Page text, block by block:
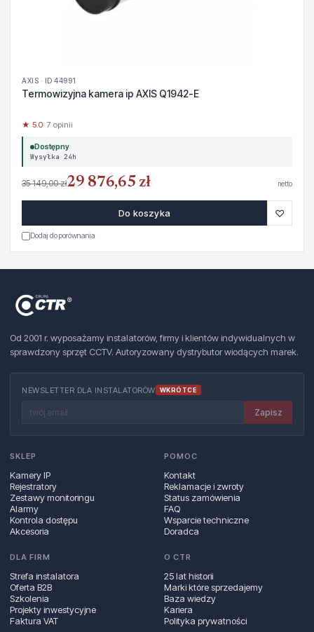
AXIS · ID 44991
Termowizyjna kamera ip AXIS Q1942-E
★ 5.0· 7 opinii
Dostępny
Wysyłka 24h
35 149,00 zł29 876,65 zł netto
Do koszyka ♡
Dodaj do porównania
Od 2001 r. wyposażamy instalatorów, firmy i klientów indywidualnych w
sprawdzony sprzęt CCTV. Autoryzowany dystrybutor wiodących marek.
NEWSLETTER DLA INSTALATORÓW WKRÓTCE
Zapisz
SKLEP
Kamery IP
Rejestratory
Zestawy monitoringu
Alarmy
Kontrola dostępu
Akcesoria
POMOC
Kontakt
Reklamacje i zwroty
Status zamówienia
FAQ
Wsparcie techniczne
Doradca
DLA FIRM
Strefa instalatora
Oferta B2B
Szkolenia
Projekty inwestycyjne
Faktura VAT
O CTR
25 lat historii
Marki które sprzedajemy
Baza wiedzy
Kariera
Polityka prywatności